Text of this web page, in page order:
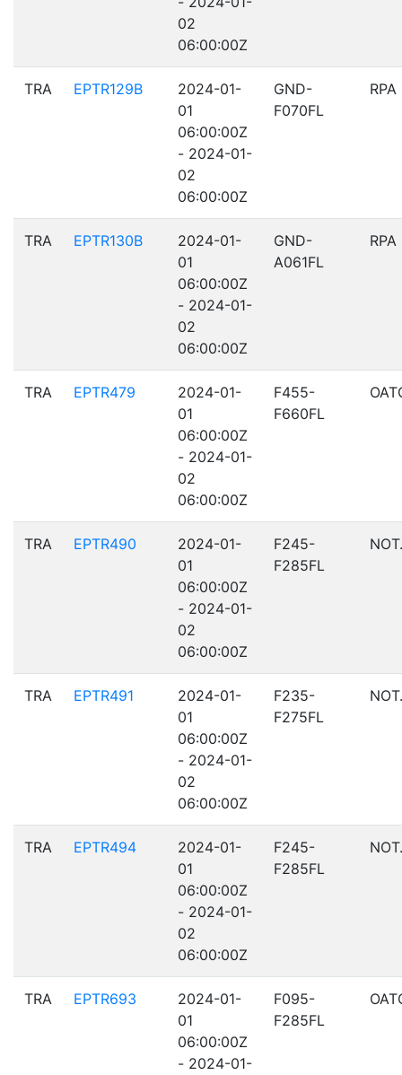
02
06:00:00Z
TRA EPTR129B
2024-01-
01
06:00:00Z
- 2024-01-
02
06:00:00Z
GND-
F070FL
RPA
TRA EPTR130B
2024-01-
01
06:00:00Z
- 2024-01-
02
06:00:00Z
GND-
A061FL
RPA
TRA EPTR479
2024-01-
01
06:00:00Z
- 2024-01-
02
06:00:00Z
F455-
F660FL
TRA EPTR490
2024-01-
01
06:00:00Z
- 2024-01-
02
06:00:00Z
F245-
F285FL
TRA EPTR491
2024-01-
01
06:00:00Z
- 2024-01-
02
06:00:00Z
F235-
F275FL
TRA EPTR494
2024-01-
01
06:00:00Z
- 2024-01-
02
06:00:00Z
F245-
F285FL
TRA EPTR693
2024-01-
01
06:00:00Z
- 2024-01-
F095-
F285FL